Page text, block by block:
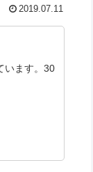
2019.07.11
います。30